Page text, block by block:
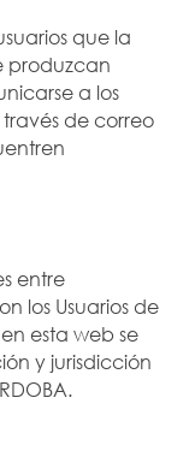
que la
produzcan
a los
de correo
entre
los Usuarios de
esta web se
y jurisdicción